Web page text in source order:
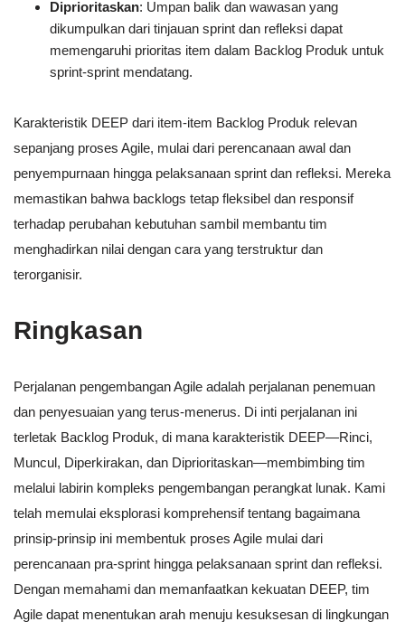
Diprioritaskan: Umpan balik dan wawasan yang
dikumpulkan dari tinjauan sprint dan refleksi dapat
memengaruhi prioritas item dalam Backlog Produk untuk
sprint-sprint mendatang.
Karakteristik DEEP dari item-item Backlog Produk relevan
sepanjang proses Agile, mulai dari perencanaan awal dan
penyempurnaan hingga pelaksanaan sprint dan refleksi. Mereka
memastikan bahwa backlogs tetap fleksibel dan responsif
terhadap perubahan kebutuhan sambil membantu tim
menghadirkan nilai dengan cara yang terstruktur dan
terorganisir.
Ringkasan
Perjalanan pengembangan Agile adalah perjalanan penemuan
dan penyesuaian yang terus-menerus. Di inti perjalanan ini
terletak Backlog Produk, di mana karakteristik DEEP—Rinci,
Muncul, Diperkirakan, dan Diprioritaskan—membimbing tim
melalui labirin kompleks pengembangan perangkat lunak. Kami
telah memulai eksplorasi komprehensif tentang bagaimana
prinsip-prinsip ini membentuk proses Agile mulai dari
perencanaan pra-sprint hingga pelaksanaan sprint dan refleksi.
Dengan memahami dan memanfaatkan kekuatan DEEP, tim
Agile dapat menentukan arah menuju kesuksesan di lingkungan